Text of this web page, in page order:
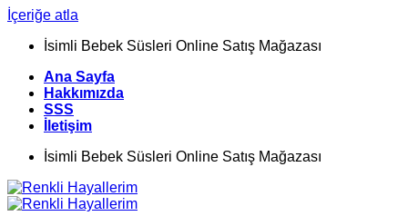
İçeriğe atla
İsimli Bebek Süsleri Online Satış Mağazası
Ana Sayfa
Hakkımızda
SSS
İletişim
İsimli Bebek Süsleri Online Satış Mağazası